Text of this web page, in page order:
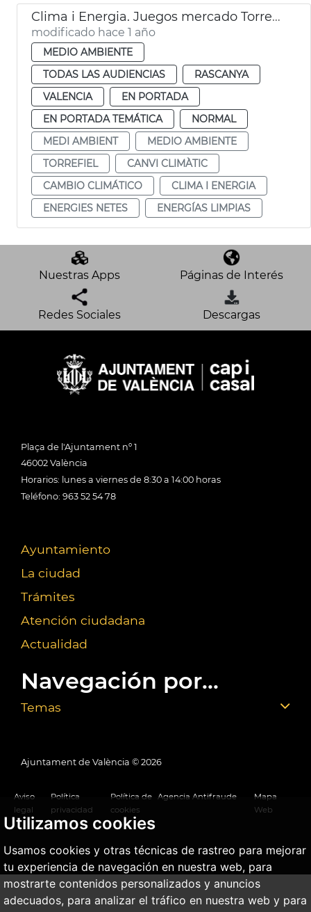
Utilizamos cookies
Usamos cookies y otras técnicas de rastreo para mejorar
tu experiencia de navegación en nuestra web, para
mostrarte contenidos personalizados y anuncios
adecuados, para analizar el tráfico en nuestra web y para
Clima i Energia. Juegos mercado Torrefiel
modificado hace 1 año
MEDIO AMBIENTE
TODAS LAS AUDIENCIAS
RASCANYA
VALENCIA
EN PORTADA
EN PORTADA TEMÁTICA
NORMAL
MEDI AMBIENT
MEDIO AMBIENTE
TORREFIEL
CANVI CLIMÀTIC
CAMBIO CLIMÁTICO
CLIMA I ENERGIA
ENERGIES NETES
ENERGÍAS LIMPIAS
Nuestras Apps Páginas de Interés
Redes Sociales Descargas
Plaça de l'Ajuntament nº 1
46002 València
Horarios: lunes a viernes de 8:30 a 14:00 horas
Teléfono: 963 52 54 78
Ayuntamiento
La ciudad
Trámites
Atención ciudadana
Actualidad
Navegación por...
Temas
Ajuntament de València © 2026
Aviso
legal
Política
privacidad
Política de
cookies
Agencia Antifraude
Mapa
Web